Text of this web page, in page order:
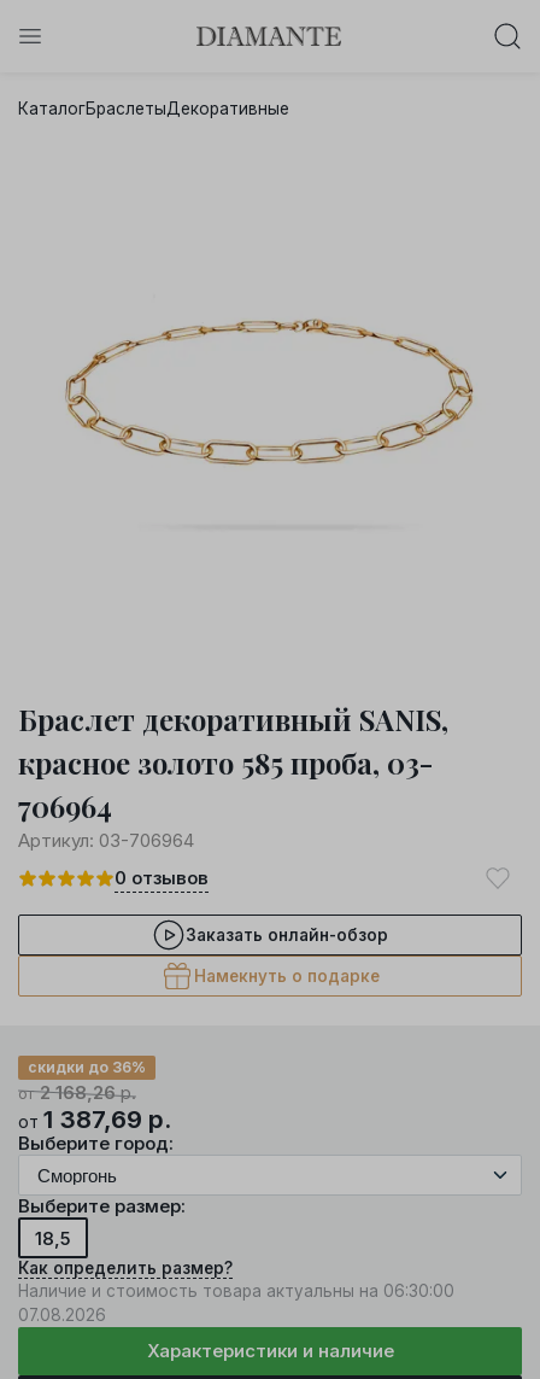
Осталось:
КаталогБраслетыДекоративные
Браслет декоративный SANIS,
красное золото 585 проба, 03-
706964
Артикул: 03-706964
0 отзывов
Заказать онлайн-обзор
Намекнуть о подарке
от2 168,26р.
скидки до 36%
от 1 387,69 р.
Выберите город:
Выберите размер:
18,5
Как определить размер?
Наличие и стоимость товара актуальны на 06:30:00
07.08.2026
Характеристики и наличие